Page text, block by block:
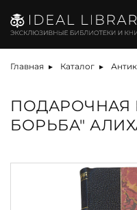
Главная Каталог
ПОДАРОЧНАЯ
БОРЬБА"